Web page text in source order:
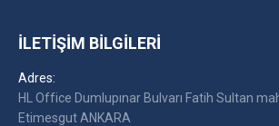
İLETIŞIM BILGILERI
Adres:
HL Office Dumlupınar Bulvarı Fatih Sultan
Etimesgut ANKARA